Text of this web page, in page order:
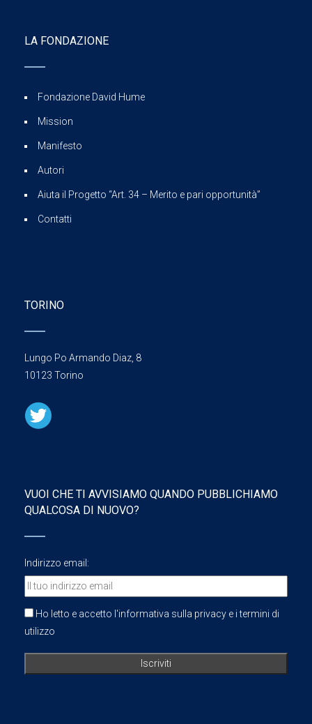
LA FONDAZIONE
Fondazione David Hume
Mission
Manifesto
Autori
Aiuta il Progetto “Art. 34 – Merito e pari opportunità”
Contatti
TORINO
Lungo Po Armando Diaz, 8
10123 Torino
VUOI CHE TI AVVISIAMO QUANDO PUBBLICHIAMO
QUALCOSA DI NUOVO?
Indirizzo email:
Ho letto e accetto l'informativa sulla privacy e i termini di
utilizzo